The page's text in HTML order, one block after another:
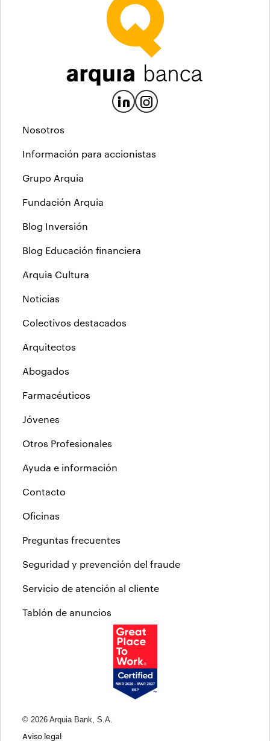
Nosotros
Información para accionistas
Grupo Arquia
Fundación Arquia
Blog Inversión
Blog Educación financiera
Arquia Cultura
Noticias
Colectivos destacados
Arquitectos
Abogados
Farmacéuticos
Jóvenes
Otros Profesionales
Ayuda e información
Contacto
Oficinas
Preguntas frecuentes
Seguridad y prevención del fraude
Servicio de atención al cliente
Tablón de anuncios
© 2026 Arquia Bank, S.A.
Aviso legal